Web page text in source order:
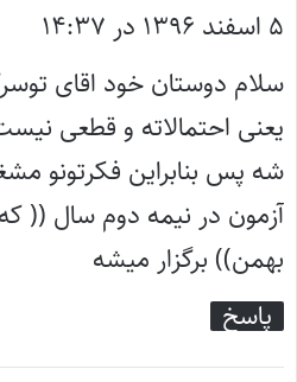
ف
ت
۵ اسفند ۱۳۹۶ در ۱۴:۳۷
سلام دوستان خود اقای
یعنی احتمالاته و قطعی
شه پس بنابراین فکرتونو
آزمون در نیمه دوم سال ((
بهمن)) برگزار میشه
پاسخ